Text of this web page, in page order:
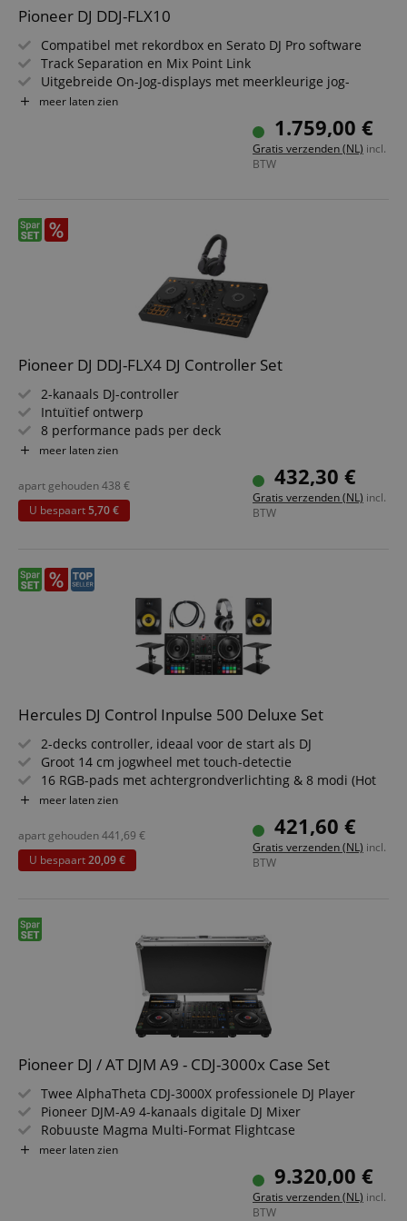
Pioneer DJ DDJ-FLX10
Compatibel met rekordbox en Serato DJ Pro software
Track Separation en Mix Point Link
Uitgebreide On-Jog-displays met meerkleurige jog-
ringen
meer laten zien
1.759,00 €
Gratis verzenden (NL) incl.
BTW
Pioneer DJ DDJ-FLX4 DJ Controller Set
2-kanaals DJ-controller
Intuïtief ontwerp
8 performance pads per deck
Smart Fader-functie
Reeds vrijgeschakeld voor rekordbox DJ en Serato DJ Lite
Besparingsset inclusief DJ-koptelefoon
meer laten zien
432,30 €
Gratis verzenden (NL) incl.
BTW
apart gehouden438 €
U bespaart5,70 €
Hercules DJ Control Inpulse 500 Deluxe Set
2-decks controller, ideaal voor de start als DJ
Groot 14 cm jogwheel met touch-detectie
16 RGB-pads met achtergrondverlichting & 8 modi (Hot
Cue, Loop, Slicer...)
Master- & koptelefoonuitgang, Aux- & mic-ingang
Inclusief Serato DJ Lite & DJUCED-licenties
Besparingsset inclusief luidsprekerset, tafelstatief,
meer laten zien
421,60 €
Gratis verzenden (NL) incl.
BTW
apart gehouden441,69 €
U bespaart20,09 €
Pioneer DJ / AT DJM A9 - CDJ-3000x Case Set
Twee AlphaTheta CDJ-3000X professionele DJ Player
Pioneer DJM-A9 4-kanaals digitale DJ Mixer
Robuuste Magma Multi-Format Flightcase
Cloud & Streaming: Wi-Fi + NFC-ondersteuning
Intuïtieve performance-controls + effecten
Ideaal voor club, event & mobiele DJ-setup
meer laten zien
9.320,00 €
Gratis verzenden (NL) incl.
BTW